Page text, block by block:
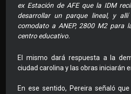
ex Estación de AFE que la IDM
desarrollar un parque lineal, y
comodato a ANEP, 2800 M2 para
centro educativo.
El mismo dará respuesta a la
ciudad carolina y las obras iniciarán
En ese sentido, Pereira señaló